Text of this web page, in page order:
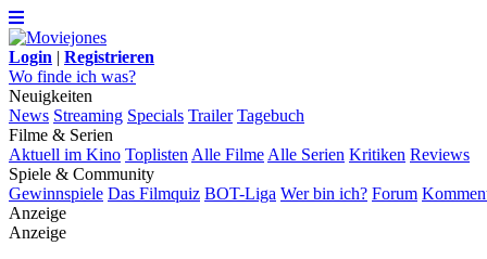
Login | Registrieren
Wo finde ich was?
Neuigkeiten
News Streaming Specials Trailer Tagebuch
Filme & Serien
Aktuell im Kino Toplisten Alle Filme Alle Serien Kritiken Reviews
Spiele & Community
Gewinnspiele Das Filmquiz BOT-Liga Wer bin ich? Forum
Anzeige
Anzeige